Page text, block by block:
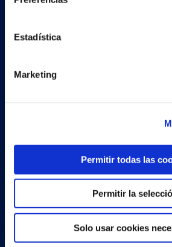
Estadística
Marketing
Permitir todas las
Permitir la
Solo usar cookies
Job
Document Capture
Document Output
Expense Management
Continia Finance